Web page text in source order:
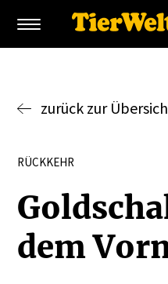
zurück zur
RÜCKKEHR
dem